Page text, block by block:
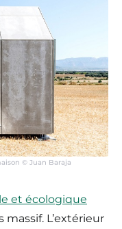
© Juan Baraja
et écologique
L’extérieur